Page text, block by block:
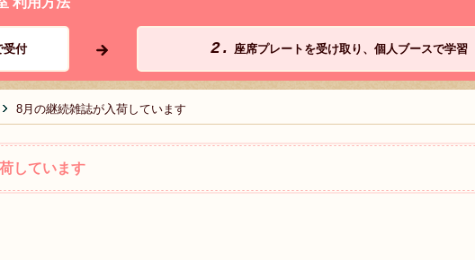
受付 2. 座席プレートを受け取り、個人ブースで学習
8月の継続雑誌が入荷しています
しています